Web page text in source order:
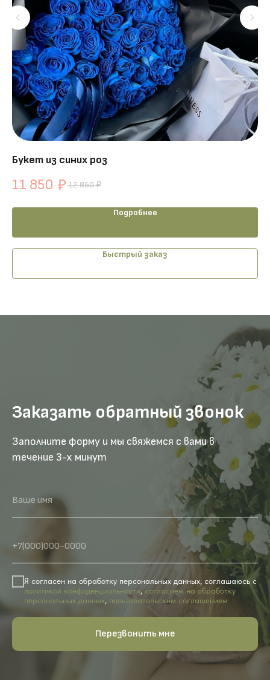
Букет из синих роз
11 850 ₽ 12 850 ₽
Подробнее
Быстрый заказ
Заказать обратный звонок
Заполните форму и мы свяжемся с вами в
течение 3-х минут
Ваше имя
+7(000)000-0000
Я согласен на обработку персональных данных, соглашаюсь с
политикой конфиденциальности, согласием на обработку
персональных данных, пользовательским соглашением
Перезвонить мне